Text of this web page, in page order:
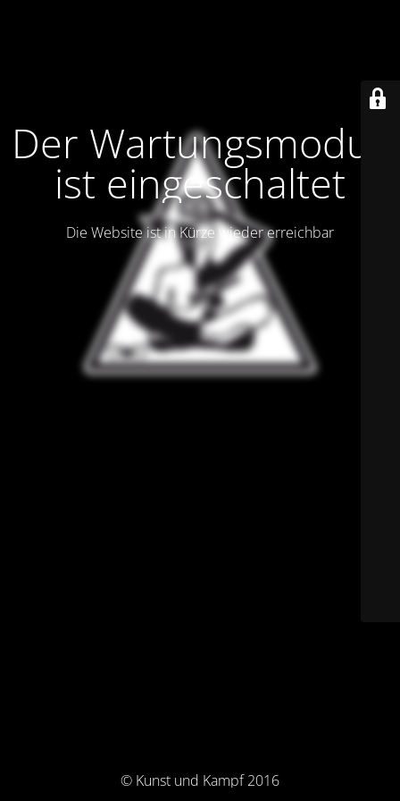
Der Wartungsmodus
ist eingeschaltet
Die Website ist in Kürze wieder erreichbar
© Kunst und Kampf 2016